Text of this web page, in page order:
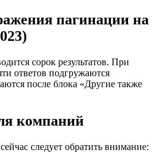
пагинации на
сорок результатов. При
ответов подгружаются
после блока «Другие также
компаний
следует обратить внимание: